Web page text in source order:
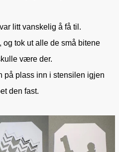
litt vanskelig å få til.
og tok ut alle de små bitene
være der.
på plass inn i stensilen igjen
den fast.